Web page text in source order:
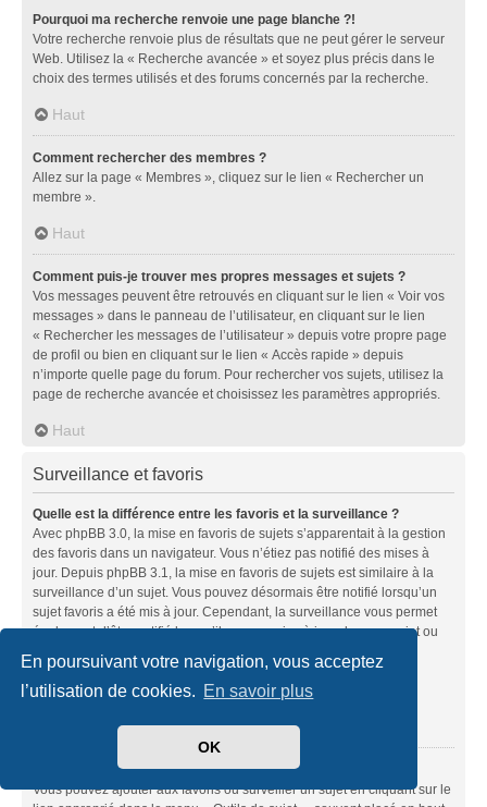
En poursuivant votre navigation, vous acceptez
l’utilisation de cookies. En savoir plus
OK
Pourquoi ma recherche renvoie une page blanche ?!
Votre recherche renvoie plus de résultats que ne peut gérer le serveur
Web. Utilisez la « Recherche avancée » et soyez plus précis dans le
choix des termes utilisés et des forums concernés par la recherche.
Haut
Comment rechercher des membres ?
Allez sur la page « Membres », cliquez sur le lien « Rechercher un
membre ».
Haut
Comment puis-je trouver mes propres messages et sujets ?
Vos messages peuvent être retrouvés en cliquant sur le lien « Voir vos
messages » dans le panneau de l’utilisateur, en cliquant sur le lien
« Rechercher les messages de l’utilisateur » depuis votre propre page
de profil ou bien en cliquant sur le lien « Accès rapide » depuis
n’importe quelle page du forum. Pour rechercher vos sujets, utilisez la
page de recherche avancée et choisissez les paramètres appropriés.
Haut
Surveillance et favoris
Quelle est la différence entre les favoris et la surveillance ?
Avec phpBB 3.0, la mise en favoris de sujets s’apparentait à la gestion
des favoris dans un navigateur. Vous n’étiez pas notifié des mises à
jour. Depuis phpBB 3.1, la mise en favoris de sujets est similaire à la
surveillance d’un sujet. Vous pouvez désormais être notifié lorsqu’un
sujet favoris a été mis à jour. Cependant, la surveillance vous permet
également d’être notifié lorsqu’il y a une mise à jour dans un sujet ou
surveillances peuvent être configurées depuis le panneau de
l’utilisateur dans l’onglet « Préférences du forum ».
Comment mettre en favoris ou surveiller des sujets ?
Vous pouvez ajouter aux favoris ou surveiller un sujet en cliquant sur le